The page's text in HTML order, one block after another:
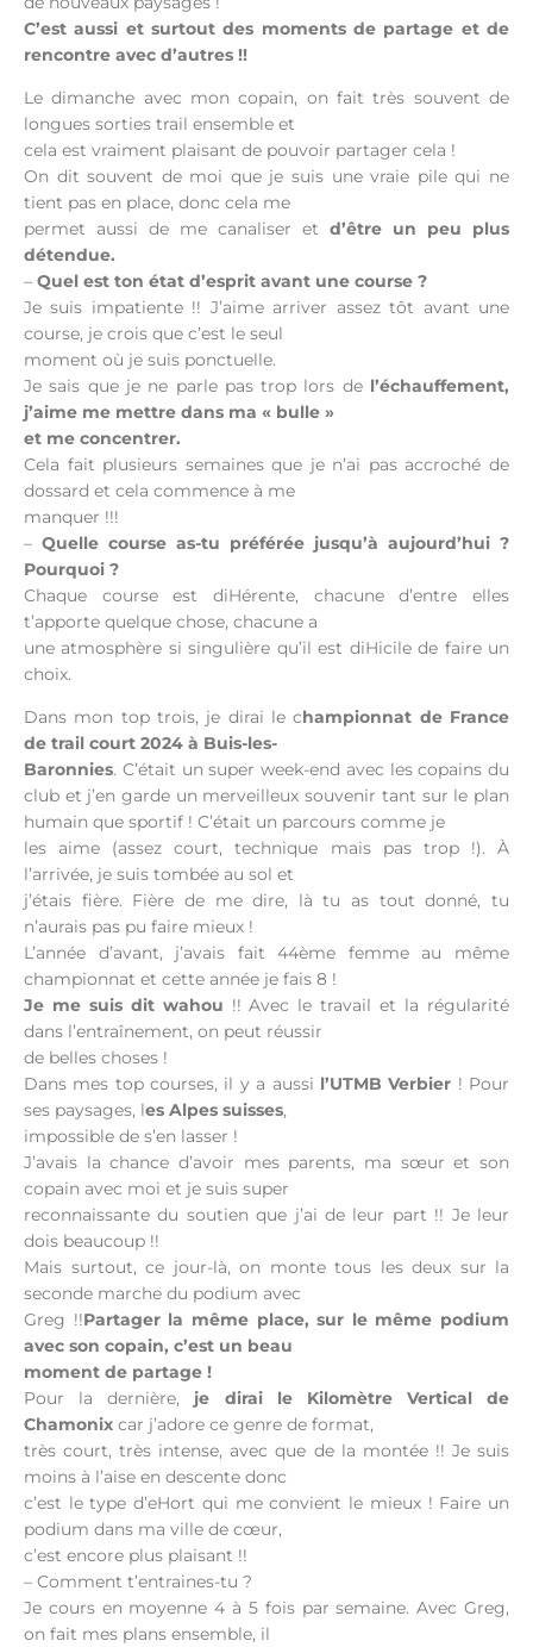
C’est aussi et surtout des moments de partage et de
rencontre avec d’autres !!
Le dimanche avec mon copain, on fait très souvent de
longues sorties trail ensemble et
cela est vraiment plaisant de pouvoir partager cela !
On dit souvent de moi que je suis une vraie pile qui ne
tient pas en place, donc cela me
permet aussi de me canaliser et d’être un peu plus
détendue.
– Quel est ton état d’esprit avant une course ?
Je suis impatiente !! J’aime arriver assez tôt avant une
course, je crois que c’est le seul
moment où je suis ponctuelle.
Je sais que je ne parle pas trop lors de l’échauffement,
j’aime me mettre dans ma « bulle »
et me concentrer.
Cela fait plusieurs semaines que je n’ai pas accroché de
dossard et cela commence à me
manquer !!!
– Quelle course as-tu préférée jusqu’à aujourd’hui ?
Pourquoi ?
Chaque course est diHérente, chacune d’entre elles
t’apporte quelque chose, chacune a
une atmosphère si singulière qu’il est diHicile de faire un
choix.
Dans mon top trois, je dirai le championnat de France
de trail court 2024 à Buis-les-
Baronnies. C’était un super week-end avec les copains du
club et j’en garde un merveilleux souvenir tant sur le plan
humain que sportif ! C’était un parcours comme je
les aime (assez court, technique mais pas trop !). À
l’arrivée, je suis tombée au sol et
j’étais fière. Fière de me dire, là tu as tout donné, tu
n’aurais pas pu faire mieux !
L’année d’avant, j’avais fait 44ème femme au même
championnat et cette année je fais 8 !
Je me suis dit wahou !! Avec le travail et la régularité
dans l’entraînement, on peut réussir
de belles choses !
Dans mes top courses, il y a aussi l’UTMB Verbier ! Pour
ses paysages, les Alpes suisses,
impossible de s’en lasser !
J’avais la chance d’avoir mes parents, ma sœur et son
copain avec moi et je suis super
reconnaissante du soutien que j’ai de leur part !! Je leur
dois beaucoup !!
Mais surtout, ce jour-là, on monte tous les deux sur la
seconde marche du podium avec
Greg !!Partager la même place, sur le même podium
avec son copain, c’est un beau
moment de partage !
Pour la dernière, je dirai le Kilomètre Vertical de
Chamonix car j’adore ce genre de format,
très court, très intense, avec que de la montée !! Je suis
moins à l’aise en descente donc
c’est le type d’eHort qui me convient le mieux ! Faire un
podium dans ma ville de cœur,
c’est encore plus plaisant !!
– Comment t’entraines-tu ?
Je cours en moyenne 4 à 5 fois par semaine. Avec Greg,
on fait mes plans ensemble, il